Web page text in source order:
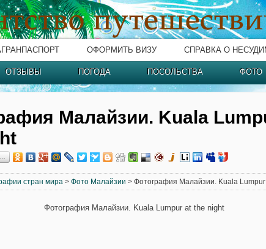
ОФОРМИТЬ ВИЗУ СПРАВКА О
ОТЗЫВЫ ПОГОДА ПОСОЛЬСТВА ФОТО
Малайзии. Kuala
стран мира > Фото Малайзии > Фотография Малайзии. Kuala
Фотография Малайзии. Kuala Lumpur at the night